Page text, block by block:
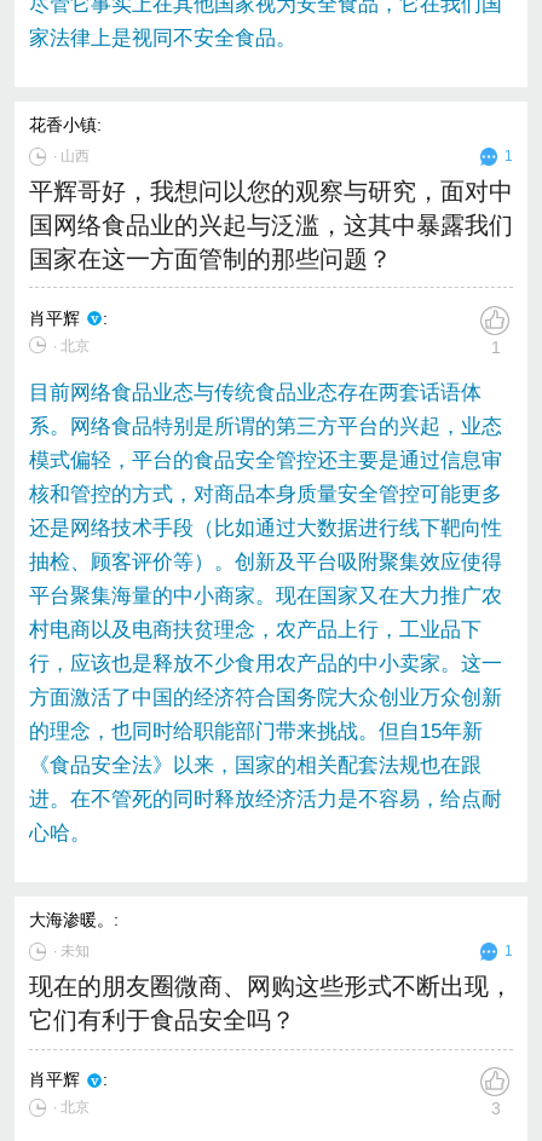
家法律上是视同不安全食品。
花香小镇:
∙ 山西 1
平辉哥好，我想问以您的观察与研究，面对中
国网络食品业的兴起与泛滥，这其中暴露我们
国家在这一方面管制的那些问题？
肖平辉 :
∙ 北京 1
目前网络食品业态与传统食品业态存在两套话语体
系。网络食品特别是所谓的第三方平台的兴起，业态
模式偏轻，平台的食品安全管控还主要是通过信息审
核和管控的方式，对商品本身质量安全管控可能更多
还是网络技术手段（比如通过大数据进行线下靶向性
抽检、顾客评价等）。创新及平台吸附聚集效应使得
平台聚集海量的中小商家。现在国家又在大力推广农
村电商以及电商扶贫理念，农产品上行，工业品下
行，应该也是释放不少食用农产品的中小卖家。这一
方面激活了中国的经济符合国务院大众创业万众创新
的理念，也同时给职能部门带来挑战。但自15年新
《食品安全法》以来，国家的相关配套法规也在跟
进。在不管死的同时释放经济活力是不容易，给点耐
心哈。
大海渗暖。 :
∙ 未知 1
现在的朋友圈微商、网购这些形式不断出现，
它们有利于食品安全吗？
肖平辉 :
∙ 北京 3